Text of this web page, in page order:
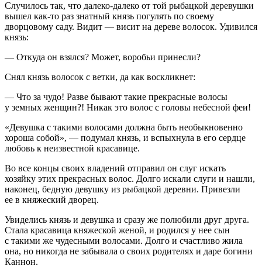
Случилось так, что далеко-далеко от той рыбацкой деревушки
вышел как-то раз знатный князь погулять по своему
дворцовому саду. Видит — висит на дереве волосок. Удивился
князь:
— Откуда он взялся? Может, воробьи принесли?
Снял князь волосок с ветки, да как воскликнет:
— Что за чудо! Разве бывают такие прекрасные волосы
у земных женщин?! Никак это волос с головы небесной феи!
«Девушка с такими волосами должна быть необыкновенно
хороша собой», — подумал князь, и вспыхнула в его сердце
любовь к неизвестной красавице.
Во все концы своих владений отправил он слуг искать
хозяйку этих прекрасных волос. Долго искали слуги и нашли,
наконец, бедную девушку из рыбацкой деревни. Привезли
ее в княжеский дворец.
Увиделись князь и девушка и сразу же полюбили друг друга.
Стала красавица княжеской женой, и родился у нее сын
с такими же чудесными волосами. Долго и счастливо жила
она, но никогда не забывала о своих родителях и даре богини
Каннон.